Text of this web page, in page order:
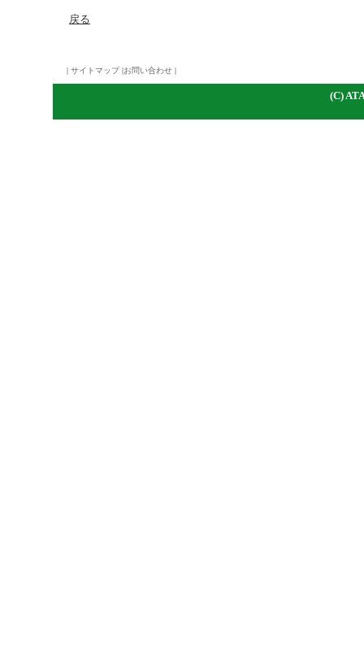
戻る
| サイトマップ|お問い合わせ |
(C)A